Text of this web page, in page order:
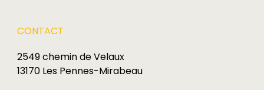
CONTACT
2549 chemin de Velaux
13170 Les Pennes-Mirabeau